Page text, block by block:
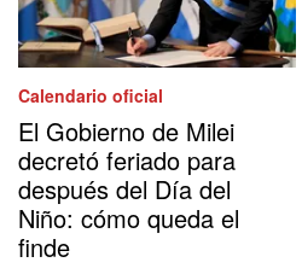
Calendario oficial
El Gobierno de Milei
decretó feriado para
después del Día del
Niño: cómo queda el
finde